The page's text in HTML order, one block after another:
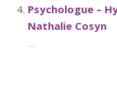
Psychologue –
Nathalie Cosyn
...